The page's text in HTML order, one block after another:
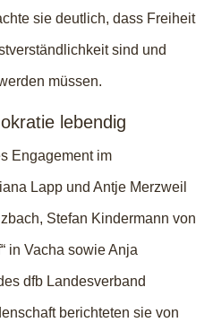
sie deutlich, dass Freiheit
sind und
müssen.
lebendig
Engagement im
Lapp und Antje Merzweil
Stefan Kindermann von
in Vacha sowie Anja
dfb Landesverband
berichteten sie von